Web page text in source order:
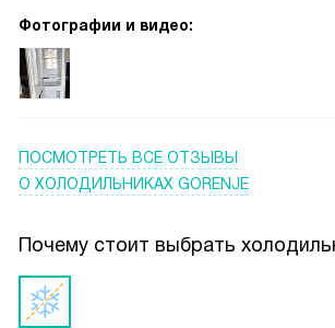
режущую глаза подсветку. В-третьих, как
функций, которые способствуют
продуктов. Простое электронное
для эксплуатации.
Фотографии и видео:
ПОСМОТРЕТЬ ВСЕ ОТЗЫВЫ
О ХОЛОДИЛЬНИКАХ GORENJE
Почему стоит выбрать